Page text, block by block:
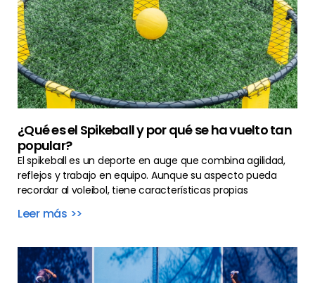
¿Qué es el Spikeball y por qué se ha vuelto tan
popular?
El spikeball es un deporte en auge que combina agilidad,
reflejos y trabajo en equipo. Aunque su aspecto pueda
recordar al voleibol, tiene características propias
Leer más >>